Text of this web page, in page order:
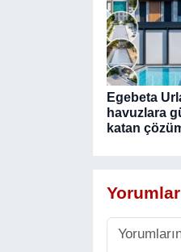
Egebeta
havuzlara
katan
Yorumlar